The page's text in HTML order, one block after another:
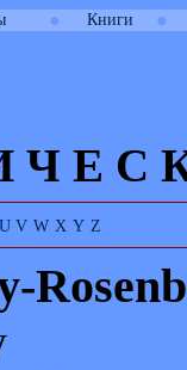
● Книги ●
Ч Е С
U V W X Y Z